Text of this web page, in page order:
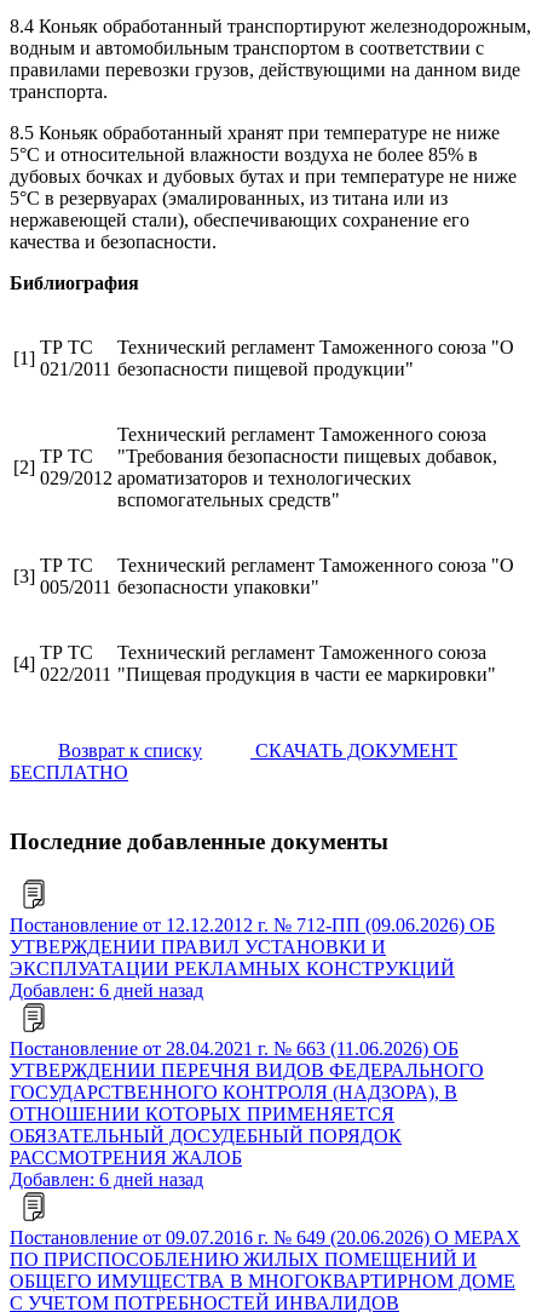
8.4 Коньяк обработанный транспортируют железнодорожным,
водным и автомобильным транспортом в соответствии с
правилами перевозки грузов, действующими на данном виде
транспорта.
8.5 Коньяк обработанный хранят при температуре не ниже
5°С и относительной влажности воздуха не более 85% в
дубовых бочках и дубовых бутах и при температуре не ниже
5°С в резервуарах (эмалированных, из титана или из
нержавеющей стали), обеспечивающих сохранение его
качества и безопасности.
Библиография
[1]
ТР ТС
021/2011
Технический регламент Таможенного союза "О
безопасности пищевой продукции"
[2]
ТР ТС
029/2012
Технический регламент Таможенного союза
"Требования безопасности пищевых добавок,
ароматизаторов и технологических
вспомогательных средств"
[3]
ТР ТС
005/2011
Технический регламент Таможенного союза "О
безопасности упаковки"
[4]
ТР ТС
022/2011
Технический регламент Таможенного союза
"Пищевая продукция в части ее маркировки"
Возврат к списку
СКАЧАТЬ ДОКУМЕНТ
БЕСПЛАТНО
Последние добавленные документы
Постановление от 12.12.2012 г. № 712-ПП (09.06.2026) ОБ
УТВЕРЖДЕНИИ ПРАВИЛ УСТАНОВКИ И
ЭКСПЛУАТАЦИИ РЕКЛАМНЫХ КОНСТРУКЦИЙ
Добавлен: 6 дней назад
Постановление от 28.04.2021 г. № 663 (11.06.2026) ОБ
УТВЕРЖДЕНИИ ПЕРЕЧНЯ ВИДОВ ФЕДЕРАЛЬНОГО
ГОСУДАРСТВЕННОГО КОНТРОЛЯ (НАДЗОРА), В
ОТНОШЕНИИ КОТОРЫХ ПРИМЕНЯЕТСЯ
ОБЯЗАТЕЛЬНЫЙ ДОСУДЕБНЫЙ ПОРЯДОК
РАССМОТРЕНИЯ ЖАЛОБ
Добавлен: 6 дней назад
Постановление от 09.07.2016 г. № 649 (20.06.2026) О МЕРАХ
ПО ПРИСПОСОБЛЕНИЮ ЖИЛЫХ ПОМЕЩЕНИЙ И
ОБЩЕГО ИМУЩЕСТВА В МНОГОКВАРТИРНОМ ДОМЕ
С УЧЕТОМ ПОТРЕБНОСТЕЙ ИНВАЛИДОВ